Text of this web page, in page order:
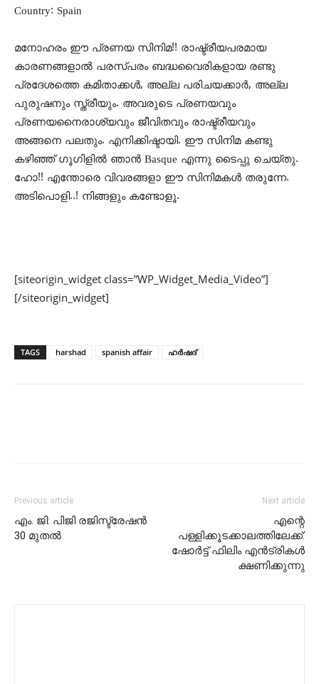
Country: Spain
മനോഹരം ഈ പ്രണയ സിനിമ!! രാഷ്ട്രീയപരമായ
കാരണങ്ങളാല്‍ പരസ്പരം ബദ്ധവൈരികളായ രണ്ടു
പ്രദേശത്തെ കമിതാക്കള്‍, അല്ല പരിചയക്കാര്‍, അല്ല
പുരുഷനും സ്ത്രീയും. അവരുടെ പ്രണയവും
പ്രണയനൈരാശ്യവും ജീവിതവും രാഷ്ട്രീയവും
അങ്ങനെ പലതും. എനിക്കിഷ്ടായി. ഈ സിനിമ കണ്ടു
കഴിഞ്ഞ് ഗൂഗിളില്‍ ഞാന്‍ Basque എന്നു ടൈപ്പു ചെയ്തു.
ഹോ!! എന്തോരെ വിവരങ്ങളാ ഈ സിനിമകള്‍ തരുന്നേ.
അടിപൊളി..! നിങ്ങളും കണ്ടോളൂ.
[siteorigin_widget class=”WP_Widget_Media_Video”]
[/siteorigin_widget]
TAGS harshad spanish affair ഹര്‍ഷദ്‌
Previous article
എം. ജി: പിജി രജിസ്ട്രേഷൻ
30 മുതൽ
Next article
എന്റെ
പള്ളിക്കൂടക്കാലത്തിലേക്ക്:
ഷോര്‍ട്ട് ഫിലിം എന്‍ട്രികള്‍
ക്ഷണിക്കുന്നു